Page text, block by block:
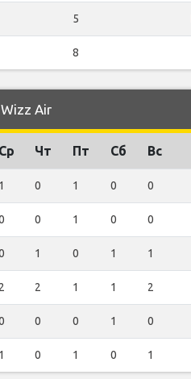
5
8
Air
Ср Чт Пт Сб Вс
1 0 1 0 0
0 1 0 0
1 0 1 1
2 2 1 1 2
0 0 1 0
1 0 1 0 1